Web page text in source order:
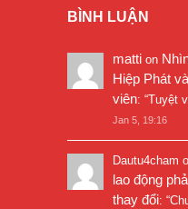
BÌNH LUẬN
matti on
Hiệp Phát
viên: “Tuyệt
Jan 5, 19:16
Dautu4cham
lao động
thay đổi: “